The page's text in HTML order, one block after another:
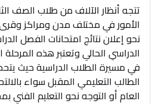
تتجه أنظار الآلاف من طلاب الصف
الأمور في مختلف مدن ومراكز
نحو إعلان نتائج امتحانات الفصل
الدراسي الحالي وتعتبر هذه
في مسيرة الطلاب الدراسية حيث
الطالب التعليمي المقبل سواء
العام أو التوجه نحو التعليم